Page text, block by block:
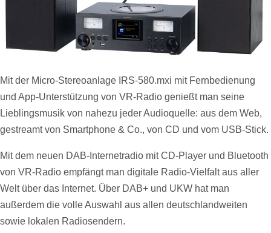
Mit der Micro-Stereoanlage IRS-580.mxi mit Fernbedienung
und App-Unterstützung von VR-Radio genießt man seine
Lieblingsmusik von nahezu jeder Audioquelle: aus dem Web,
gestreamt von Smartphone & Co., von CD und vom USB-Stick.
Mit dem neuen DAB-Internetradio mit CD-Player und Bluetooth
von VR-Radio empfängt man digitale Radio-Vielfalt aus aller
Welt über das Internet. Über DAB+ und UKW hat man
außerdem die volle Auswahl aus allen deutschlandweiten
sowie lokalen Radiosendern.